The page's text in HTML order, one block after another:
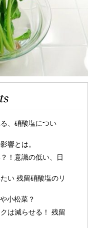
、硝酸塩につい
響とは。
！意識の低い、日
い 残留硝酸塩のリ
小松菜？
は減らせる！ 残留